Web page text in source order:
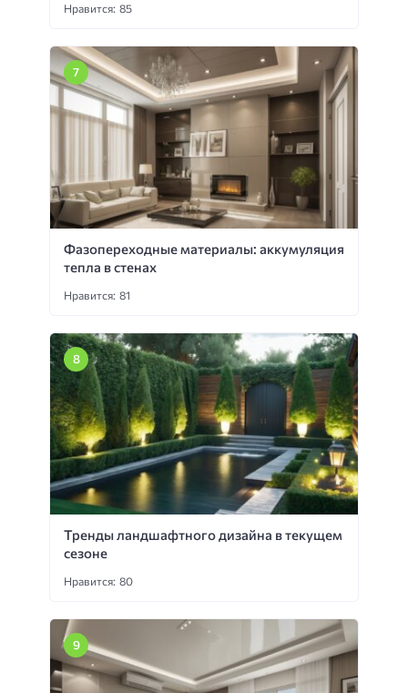
Нравится: 85
Фазопереходные материалы: аккумуляция
тепла в стенах
Нравится: 81
Тренды ландшафтного дизайна в текущем
сезоне
Нравится: 80